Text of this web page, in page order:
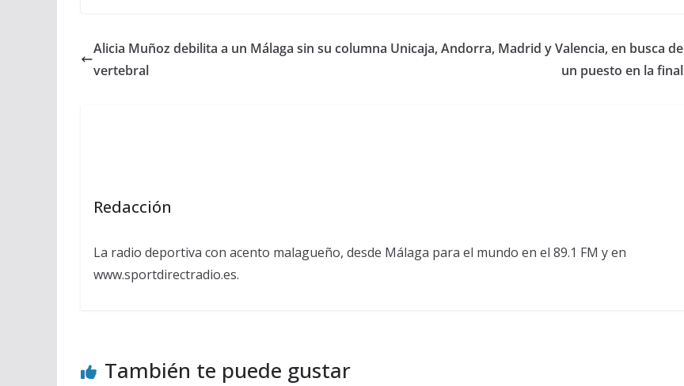
Alicia Muñoz debilita a un Málaga sin su columna
vertebral
Unicaja, Andorra, Madrid y Valencia, en busca de
un puesto en la final
Redacción
La radio deportiva con acento malagueño, desde Málaga para el mundo en el 89.1 FM y en
www.sportdirectradio.es.
También te puede gustar